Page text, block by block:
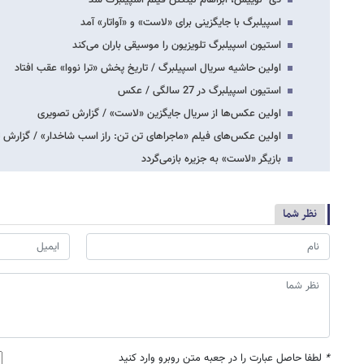
اسپیلبرگ با جایگزینی برای «لاست» و «آواتار» آمد
استیون اسپیلبرگ تلویزیون را موسیقی باران می‌کند
اولین حاشیه سریال اسپیلبرگ / تاریخ پخش «ترا نووا» عقب افتاد
استیون اسپیلبرگ در 27 سالگی / عکس
اولین عکس‌ها از سریال جایگزین «لاست» / گزارش تصویری
اولین عکس‌های فیلم «ماجراهای تن تن: راز اسب شاخدار» /
بازیگر «لاست» به جزیره بازمی‌گردد
نظر شما
* لطفا حاصل عبارت را در جعبه متن روبرو وارد کنید